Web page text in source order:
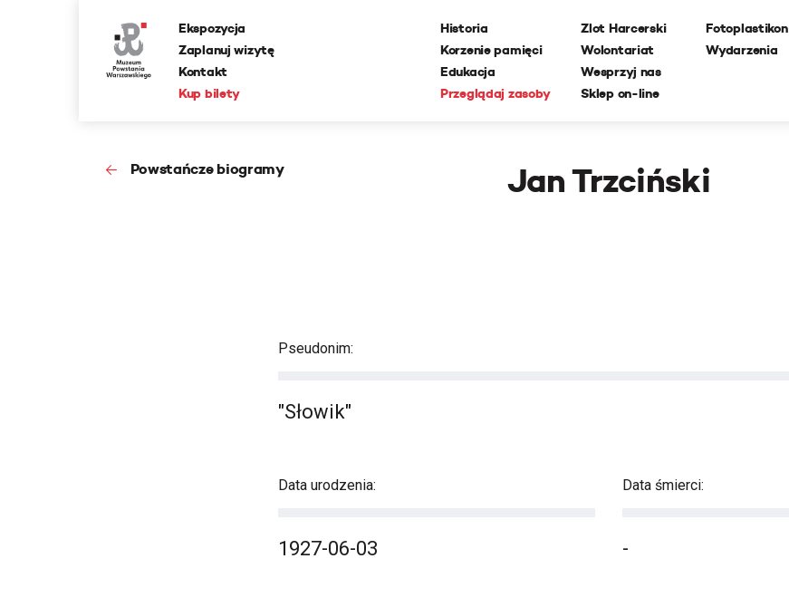
Ekspozycja
Zaplanuj wizytę
Kontakt
Kup bilety
Historia
Korzenie pamięci
Edukacja
Przeglądaj zasoby
Zlot Harcerski
Wolontariat
Wesprzyj nas
Sklep on-line
Fotoplastikon
Wydarzenia
Powstańcze biogramy Jan Trzciński
Pseudonim:
"Słowik"
Data urodzenia:
1927-06-03
Data śmierci:
-